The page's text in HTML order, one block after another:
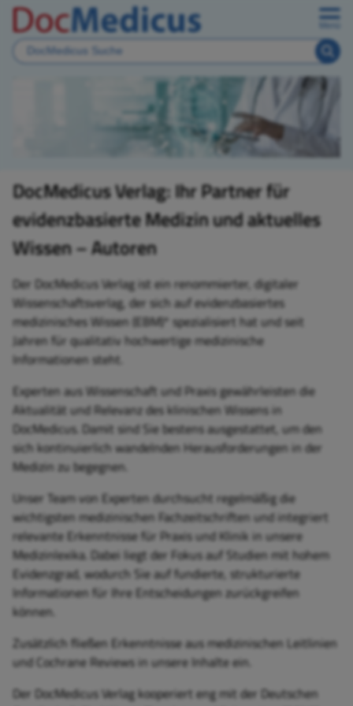
DocMedicus Verlag: Ihr Partner für
evidenzbasierte Medizin und aktuelles
Wissen – Autoren
Der DocMedicus Verlag ist ein renommierter, digitaler
Wissenschaftsverlag, der sich auf evidenzbasiertes
medizinisches Wissen (EBM)* spezialisiert hat und seit
Jahren für qualitativ hochwertige medizinische
Informationen steht.
Experten aus Wissenschaft und Praxis gewährleisten die
Aktualität und Relevanz des klinischen Wissens in
DocMedicus. Damit sind Sie bestens ausgestattet, um den
sich kontinuierlich wandelnden Herausforderungen in der
Medizin zu begegnen.
Unser Team von Experten durchsucht regelmäßig die
wichtigsten medizinischen Fachzeitschriften und integriert
relevante Erkenntnisse für Praxis und Klinik in unsere
Medizinlexika. Dabei liegt der Fokus auf Studien mit hohem
Evidenzgrad, wodurch Sie auf fundierte, strukturierte
Informationen für Ihre Entscheidungen zurückgreifen
können.
Zusätzlich fließen Erkenntnisse aus medizinischen Leitlinien
und Cochrane Reviews in unsere Inhalte ein.
Der DocMedicus Verlag kooperiert eng mit der Deutschen